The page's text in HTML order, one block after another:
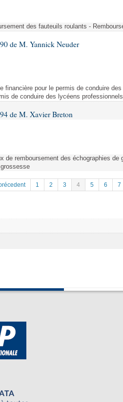
des fauteuils roulants -
de M. Yannick Neuder
financière pour le permis de conduire
de conduire des lycéens professionnels
de M. Xavier Breton
de remboursement des échographies de
1 2 3 4 5 6 7